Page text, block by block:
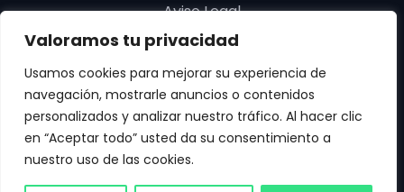
Valoramos tu privacidad
Usamos cookies para mejorar su experiencia de
navegación, mostrarle anuncios o contenidos
personalizados y analizar nuestro tráfico. Al hacer clic
en “Aceptar todo” usted da su consentimiento a
nuestro uso de las cookies.
Aviso Legal
Política de cookies
Política de privacidad